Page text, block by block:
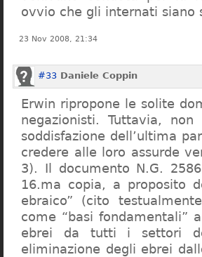
ovvio che gli internati siano
23 Nov 2008, 21:34
#33 Daniele Coppin
Erwin ripropone le solite
negazionisti. Tuttavia,
soddisfazione dell’ultima
credere alle loro assurde
3). Il documento N.G.
16.ma copia, a proposito
ebraico” (cito
come “basi fondamentali”
ebrei da tutti i settori
eliminazione degli ebrei